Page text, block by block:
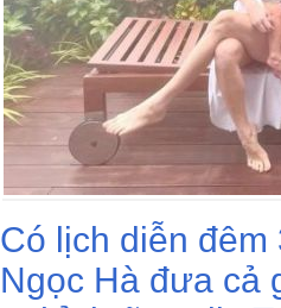
Có lịch diễn
Ngọc Hà đưa cả